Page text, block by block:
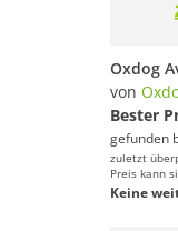
von
Bester
gefunden
zuletzt
Preis kann
Keine